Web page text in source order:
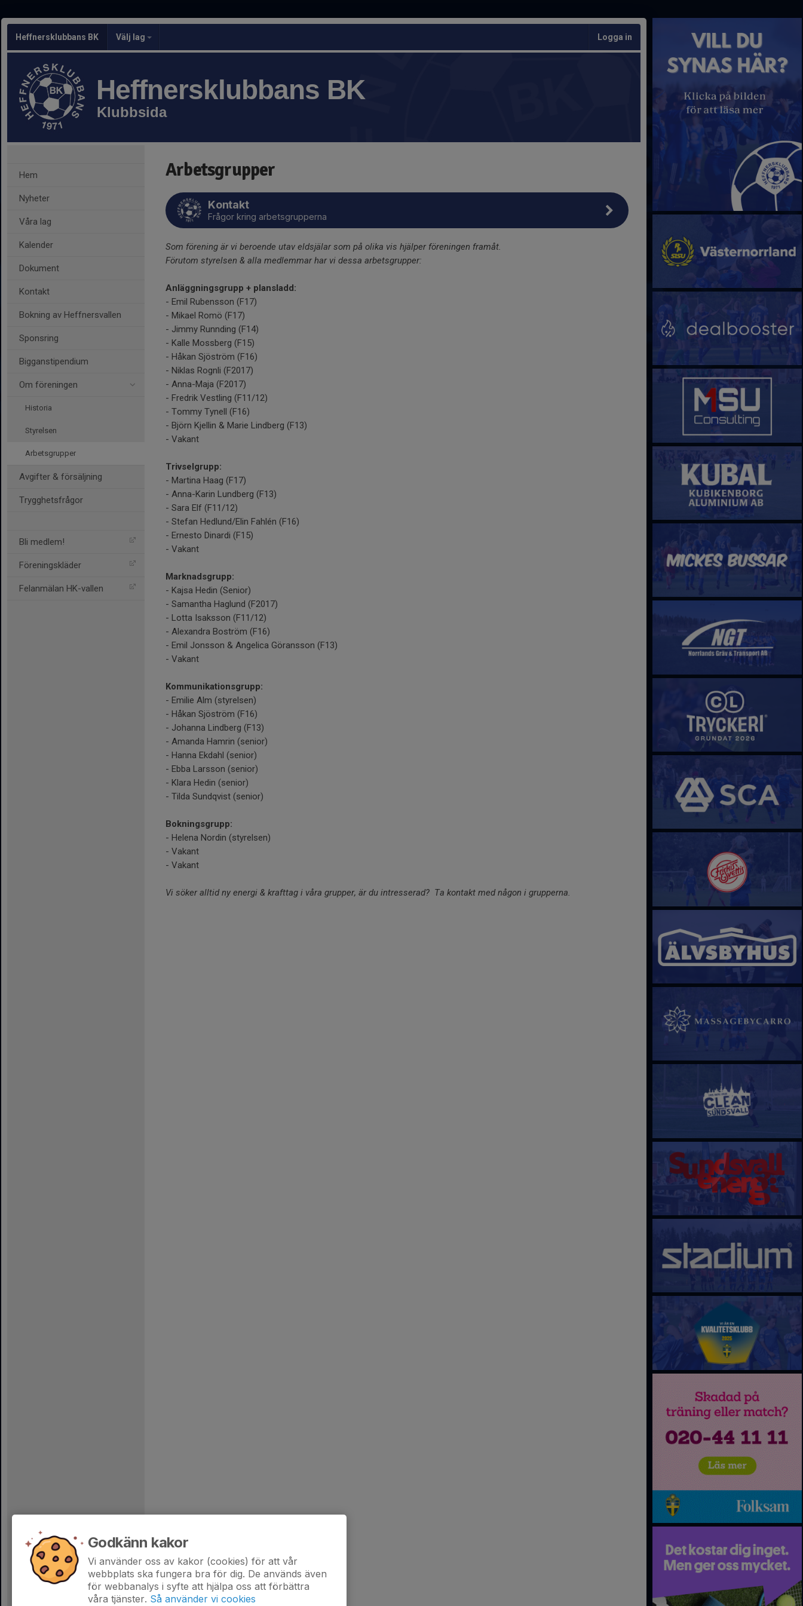
Heffnersklubbans BK Välj lag Logga in
Heffnersklubbans BK
Klubbsida
Hem
Nyheter
Våra lag
Kalender
Dokument
Kontakt
Bokning av Heffnersvallen
Sponsring
Bigganstipendium
Om föreningen
Historia
Styrelsen
Arbetsgrupper
Avgifter & försäljning
Trygghetsfrågor
Bli medlem!
Föreningskläder
Felanmälan HK-vallen
Arbetsgrupper
Kontakt
Frågor kring arbetsgrupperna
Som förening är vi beroende utav eldsjälar som på olika vis hjälper föreningen framåt.
Förutom styrelsen & alla medlemmar har vi dessa arbetsgrupper:
Anläggningsgrupp + plansladd:
- Emil Rubensson (F17)
- Mikael Romö (F17)
- Jimmy Runnding (F14)
- Kalle Mossberg (F15)
- Håkan Sjöström (F16)
- Niklas Rognli (F2017)
- Anna-Maja (F2017)
- Fredrik Vestling (F11/12)
- Tommy Tynell (F16)
- Björn Kjellin & Marie Lindberg (F13)
- Vakant
Trivselgrupp:
- Martina Haag (F17)
- Anna-Karin Lundberg (F13)
- Sara Elf (F11/12)
- Stefan Hedlund/Elin Fahlén (F16)
- Ernesto Dinardi (F15)
- Vakant
Marknadsgrupp:
- Kajsa Hedin (Senior)
- Samantha Haglund (F2017)
- Lotta Isaksson (F11/12)
- Alexandra Boström (F16)
- Emil Jonsson & Angelica Göransson (F13)
- Vakant
Kommunikationsgrupp:
- Emilie Alm (styrelsen)
- Håkan Sjöström (F16)
- Johanna Lindberg (F13)
- Amanda Hamrin (senior)
- Hanna Ekdahl (senior)
- Ebba Larsson (senior)
- Klara Hedin (senior)
- Tilda Sundqvist (senior)
Bokningsgrupp:
- Helena Nordin (styrelsen)
- Vakant
- Vakant
Vi söker alltid ny energi & krafttag i våra grupper, är du intresserad? Ta kontakt med någon i grupperna.
Godkänn kakor
Vi använder oss av kakor (cookies) för att vår
webbplats ska fungera bra för dig. De används även
för webbanalys i syfte att hjälpa oss att förbättra
våra tjänster. Så använder vi cookies